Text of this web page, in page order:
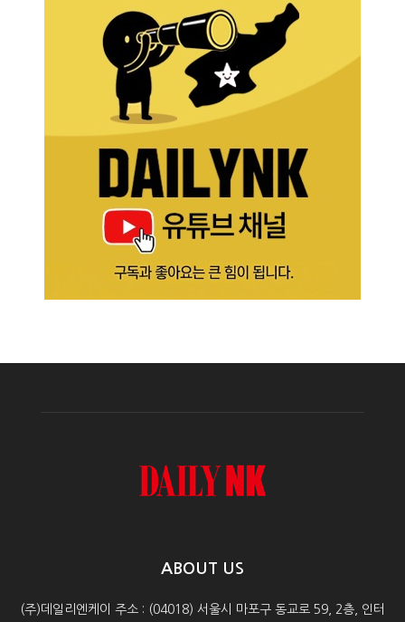
ABOUT US
(주)데일리엔케이 주소 : (04018) 서울시 마포구 동교로 59, 2층, 인터